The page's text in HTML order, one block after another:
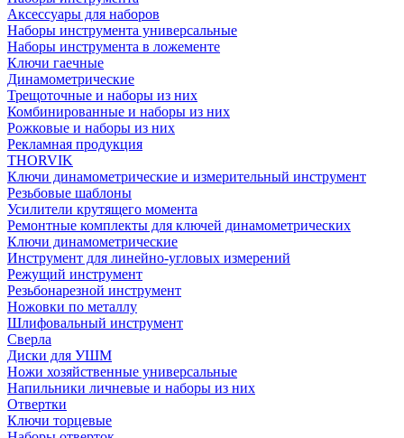
Аксессуары для наборов
Наборы инструмента универсальные
Наборы инструмента в ложементе
Ключи гаечные
Динамометрические
Трещоточные и наборы из них
Комбинированные и наборы из них
Рожковые и наборы из них
Рекламная продукция
THORVIK
Ключи динамометрические и измерительный инструмент
Резьбовые шаблоны
Усилители крутящего момента
Ремонтные комплекты для ключей динамометрических
Ключи динамометрические
Инструмент для линейно-угловых измерений
Режущий инструмент
Резьбонарезной инструмент
Ножовки по металлу
Шлифовальный инструмент
Сверла
Диски для УШМ
Ножи хозяйственные универсальные
Напильники личневые и наборы из них
Отвертки
Ключи торцевые